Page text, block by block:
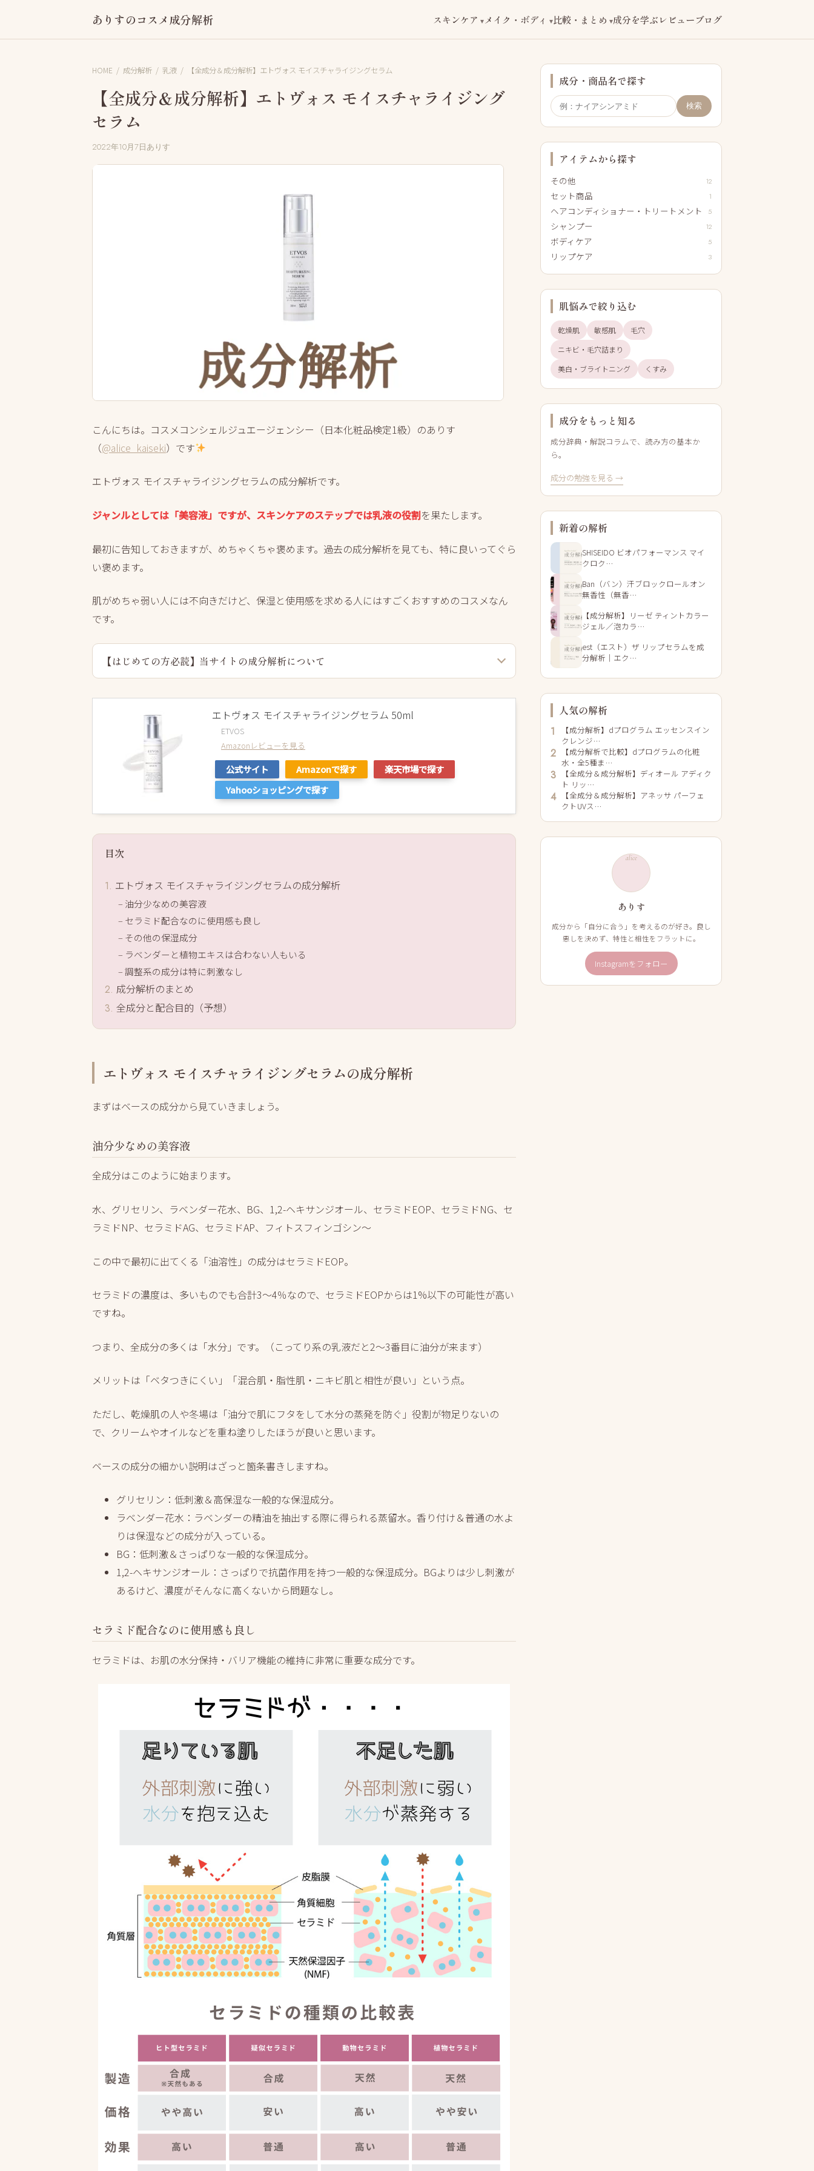
ありすのコスメ成分解析 スキンケア メイク・ボディ 比較・まとめ 成分を学ぶレビューブログ
HOME / 成分解析 / 乳液 / 【全成分＆成分解析】エトヴォス モイスチャライジングセラム
【全成分＆成分解析】エトヴォス モイスチャライジング
セラム
2022年10月7日ありす
こんにちは。コスメコンシェルジュエージェンシー（日本化粧品検定1級）のありす
（@alice_kaiseki）です
エトヴォス モイスチャライジングセラムの成分解析です。
ジャンルとしては「美容液」ですが、スキンケアのステップでは乳液の役割を果たします。
最初に告知しておきますが、めちゃくちゃ褒めます。過去の成分解析を見ても、特に良いってぐら
い褒めます。
肌がめちゃ弱い人には不向きだけど、保湿と使用感を求める人にはすごくおすすめのコスメなん
です。
【はじめての方必読】当サイトの成分解析について
エトヴォス モイスチャライジングセラム 50ml
ETVOS
Amazonレビューを見る
公式サイト Amazonで探す
楽天市場で探す
Yahooショッピングで探す
目次
エトヴォス モイスチャライジングセラムの成分解析
油分少なめの美容液
セラミド配合なのに使用感も良し
その他の保湿成分
ラベンダーと植物エキスは合わない人もいる
調整系の成分は特に刺激なし
成分解析のまとめ
全成分と配合目的（予想）
エトヴォス モイスチャライジングセラムの成分解析
まずはベースの成分から見ていきましょう。
油分少なめの美容液
全成分はこのように始まります。
水、グリセリン、ラベンダー花水、BG、1,2-ヘキサンジオール、セラミドEOP、セラミドNG、セ
ラミドNP、セラミドAG、セラミドAP、フィトスフィンゴシン～
この中で最初に出てくる「油溶性」の成分はセラミドEOP。
セラミドの濃度は、多いものでも合計3～4％なので、セラミドEOPからは1%以下の可能性が高い
ですね。
つまり、 全成分の多くは「水分」 です。（こってり系の乳液だと2～3番目に油分が来ます）
メリットは「ベタつきにくい」「混合肌・脂性肌・ニキビ肌と相性が良い」という点。
ただし、乾燥肌の人や冬場は「油分で肌にフタをして水分の蒸発を防ぐ」役割が物足りないの
で、クリームやオイルなどを重ね塗りしたほうが良いと思います。
ベースの成分の細かい説明はざっと箇条書きしますね。
グリセリン：低刺激＆高保湿な一般的な保湿成分。
ラベンダー花水：ラベンダーの精油を抽出する際に得られる蒸留水。香り付け＆普通の水よ
りは保湿などの成分が入っている。
BG：低刺激＆さっぱりな一般的な保湿成分。
1,2-ヘキサンジオール：さっぱりで抗菌作用を持つ一般的な保湿成分。BGよりは少し刺激が
あるけど、濃度がそんなに高くないから問題なし。
セラミド配合なのに使用感も良し
セラミドは、お肌の水分保持・バリア機能の維持に非常に重要な成分です。
成分・商品名で探す
検索
アイテムから探す
その他 12
セット商品 1
ヘアコンディショナー・トリートメント 5
シャンプー 12
ボディケア 5
リップケア 3
肌悩みで絞り込む
乾燥肌 敏感肌
毛穴
ニキビ・毛穴詰まり
美白・ブライトニング
くすみ
成分をもっと知る
成分辞典・解説コラムで、読み方の基本か
ら。
成分の勉強を見る →
新着の解析
SHISEIDO ビオパフォーマンス マイ
クロク…
Ban（バン）汗ブロックロールオン
無香性（無香…
【成分解析】リーゼ ティントカラー
ジェル／泡カラ…
est（エスト）ザ リップセラムを成
分解析｜エク…
人気の解析
1
【成分解析】dプログラム エッセンスイン
クレンジ…
2
【成分解析で比較】dプログラムの化粧
水・全5種ま…
3
【全成分＆成分解析】ディオール アディク
ト リッ…
4
【全成分＆成分解析】アネッサ パーフェ
クトUVス…
alice
ありす
成分から「自分に合う」を考えるのが好き。良し
悪しを決めず、特性と相性をフラットに。
Instagramをフォロー